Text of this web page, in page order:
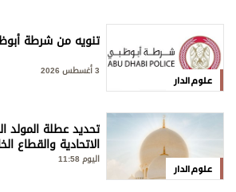
علوم الدار
تنويه من شرطة
علوم الدار
تحديد عطلة المولد
الاتحادية والقطاع
اليوم 11:58